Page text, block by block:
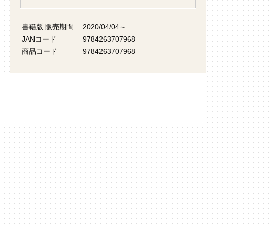
書籍版 販売期間
2020/04/04～
JANコード
9784263707968
商品コード
9784263707968